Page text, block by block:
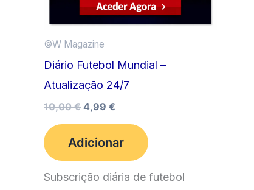
©️W Magazine
Diário Futebol Mundial –
Atualização 24/7
10,00€ O
era:
4,99 €
é:
4,99 €.
Adicionar
Subscrição diária de futebol